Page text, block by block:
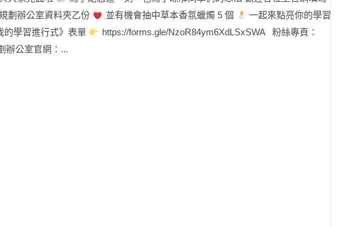
劃辦公室資料夾乙份
並有機會抽中草本香氛蠟燭 5 個
一起來點亮你的學習
學習進行式》表單
https://forms.gle/NzoR84ym6XdLSxSWA 粉絲專頁：
辦公室官網：...